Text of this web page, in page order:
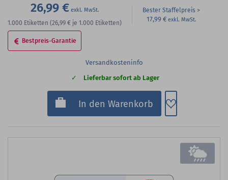
26,99 €
1.000 Etiketten (26,99 € je 1.000 Etiketten)
Bester Staffelpreis
17,99 €
Bestpreis-Garantie
Versandkosteninfo
Lieferbar sofort ab Lager
In den Warenkorb Zum